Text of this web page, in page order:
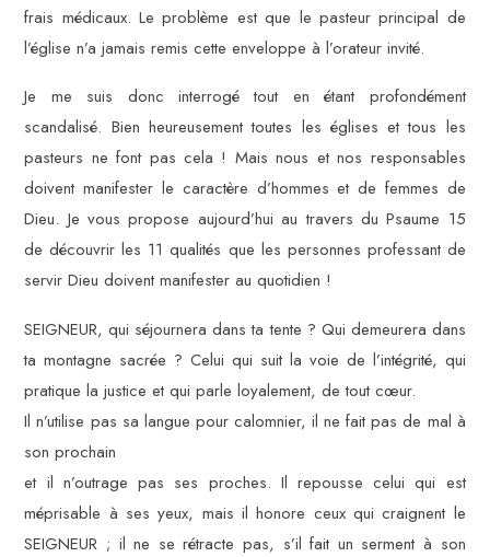
frais médicaux. Le problème est que le pasteur principal de
l’église n’a jamais remis cette enveloppe à l’orateur invité.
Je me suis donc interrogé tout en étant profondément
scandalisé. Bien heureusement toutes les églises et tous les
pasteurs ne font pas cela ! Mais nous et nos responsables
doivent manifester le caractère d’hommes et de femmes de
Dieu. Je vous propose aujourd’hui au travers du Psaume 15
de découvrir les 11 qualités que les personnes professant de
servir Dieu doivent manifester au quotidien !
SEIGNEUR, qui séjournera dans ta tente ? Qui demeurera dans
ta montagne sacrée ? Celui qui suit la voie de l’intégrité, qui
pratique la justice et qui parle loyalement, de tout cœur.
Il n’utilise pas sa langue pour calomnier, il ne fait pas de mal à
son prochain
et il n’outrage pas ses proches. Il repousse celui qui est
méprisable à ses yeux, mais il honore ceux qui craignent le
SEIGNEUR ; il ne se rétracte pas, s’il fait un serment à son